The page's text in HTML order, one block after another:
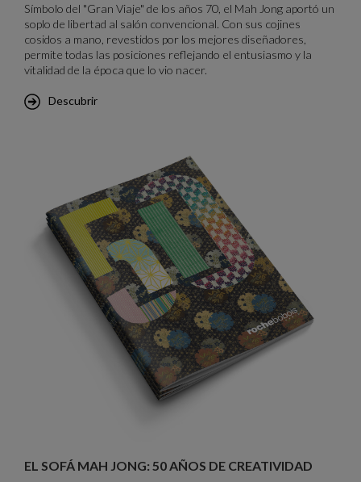
Símbolo del "Gran Viaje" de los años 70, el Mah Jong aportó un
soplo de libertad al salón convencional. Con sus cojines
cosidos a mano, revestidos por los mejores diseñadores,
permite todas las posiciones reflejando el entusiasmo y la
vitalidad de la época que lo vio nacer.
Descubrir
EL SOFÁ MAH JONG: 50 AÑOS DE CREATIVIDAD